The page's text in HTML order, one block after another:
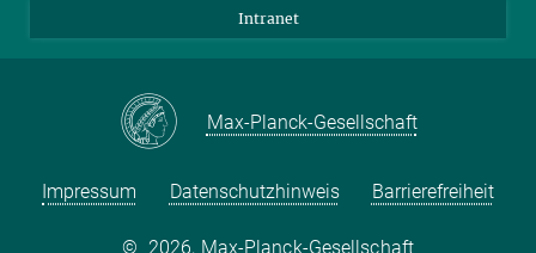
Intranet
Max-Planck-Gesellschaft
Impressum Datenschutzhinweis Barrierefreiheit
© 2026, Max-Planck-Gesellschaft